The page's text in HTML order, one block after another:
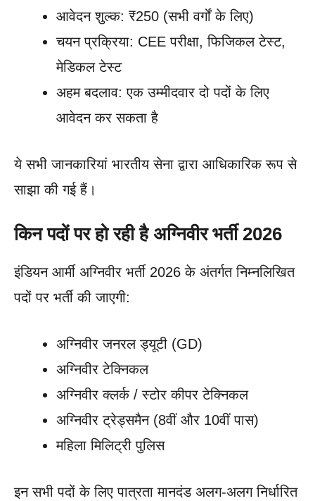
आवेदन शुल्क: ₹250 (सभी वर्गों के लिए)
चयन प्रक्रिया: CEE परीक्षा, फिजिकल टेस्ट,
मेडिकल टेस्ट
अहम बदलाव: एक उम्मीदवार दो पदों के लिए
आवेदन कर सकता है
ये सभी जानकारियां भारतीय सेना द्वारा आधिकारिक रूप से
साझा की गई हैं।
किन पदों पर हो रही है अग्निवीर भर्ती 2026
इंडियन आर्मी अग्निवीर भर्ती 2026 के अंतर्गत निम्नलिखित
पदों पर भर्ती की जाएगी:
अग्निवीर जनरल ड्यूटी (GD)
अग्निवीर टेक्निकल
अग्निवीर क्लर्क / स्टोर कीपर टेक्निकल
अग्निवीर ट्रेड्समैन (8वीं और 10वीं पास)
महिला मिलिट्री पुलिस
इन सभी पदों के लिए पात्रता मानदंड अलग-अलग निर्धारित